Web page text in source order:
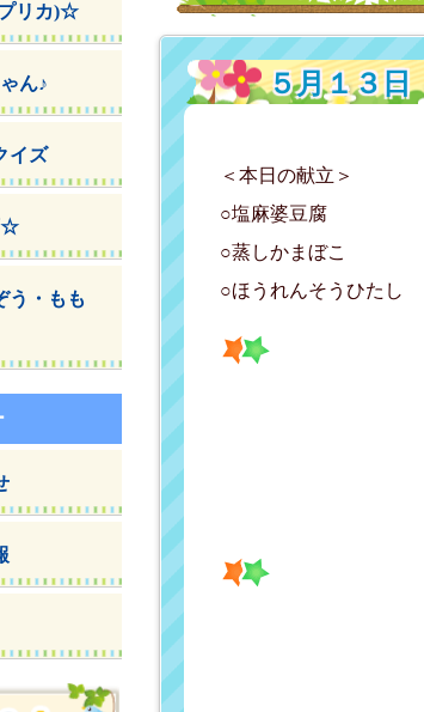
５月１３日
＜本日の献立＞
○塩麻婆豆腐
○蒸しかまぼこ
○ほうれんそうひたし
リカ)☆
ん♪
イズ
☆
う・もも